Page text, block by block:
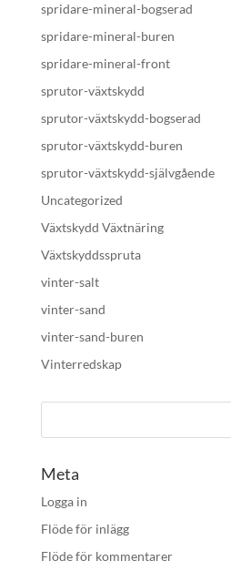
spridare-mineral-bogserad
spridare-mineral-buren
spridare-mineral-front
sprutor-växtskydd
sprutor-växtskydd-bogserad
sprutor-växtskydd-buren
sprutor-växtskydd-självgående
Uncategorized
Växtskydd Växtnäring
Växtskyddsspruta
vinter-salt
vinter-sand
vinter-sand-buren
Vinterredskap
Meta
Logga in
Flöde för inlägg
Flöde för kommentarer